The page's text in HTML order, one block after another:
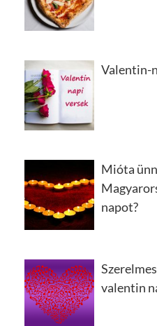
Valentin-
Mióta
napot?
valentin